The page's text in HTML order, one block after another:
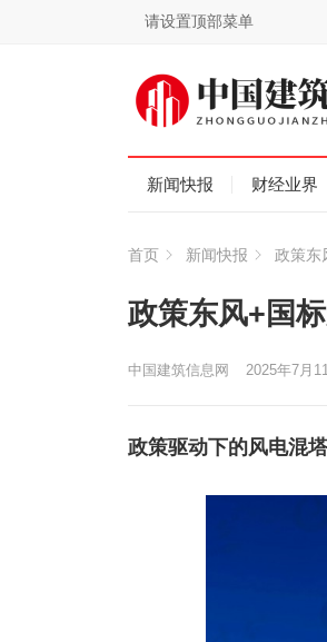
请设置顶部菜单
新闻快报 财经业界
首页 新闻快报 政策东
政策东风+国
中国建筑信息网 2025年7月
政策驱动下的风电混